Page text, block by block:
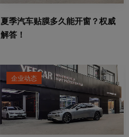
夏季汽车贴膜多久能开窗？权威
解答！
企业动态